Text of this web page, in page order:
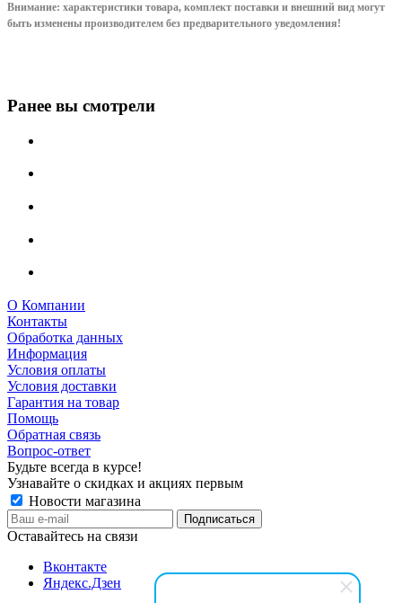
Внимание: характеристики товара, комплект поставки и внешний вид могут
быть изменены производителем без предварительного уведомления!
Ранее вы смотрели
О Компании
Контакты
Обработка данных
Информация
Условия оплаты
Условия доставки
Гарантия на товар
Помощь
Обратная связь
Вопрос-ответ
Будьте всегда в курсе!
Узнавайте о скидках и акциях первым
Новости магазина
Оставайтесь на связи
Вконтакте
Яндекс.Дзен